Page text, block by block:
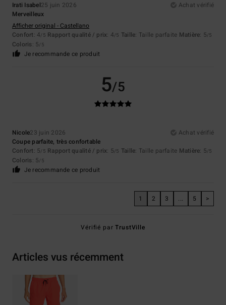
Irati Isabel25 juin 2026
Achat vérifié
Merveilleux
Afficher original - Castellano
Confort: 4/5 Rapport qualité / prix: 4/5 Taille: Taille parfaite Matière: 5/5
Coloris: 5/5
Je recommande ce produit
5/5
Nicole23 juin 2026
Achat vérifié
Coupe parfaite, très confortable
Confort: 5/5 Rapport qualité / prix: 5/5 Taille: Taille parfaite Matière: 5/5
Coloris: 5/5
Je recommande ce produit
1 2 3 ... 5 >
Vérifié parTrustVille
Articles vus récemment